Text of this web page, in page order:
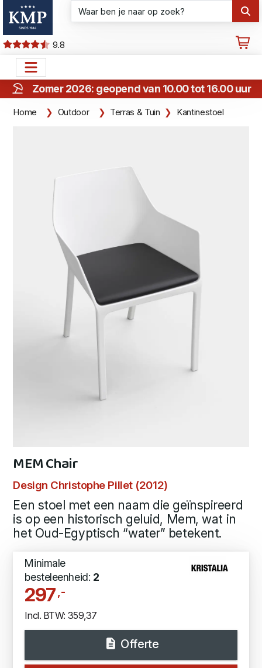
9.8
Zomer 2026: geopend van 10.00 tot 16.00 uur
Home Outdoor Terras & Tuin Kantinestoel
MEM Chair
Design Christophe Pillet (2012)
Een stoel met een naam die geïnspireerd
is op een historisch geluid, Mem, wat in
het Oud-Egyptisch “water” betekent.
Minimale
besteleenheid: 2
297 ,-
Incl. BTW: 359,37
Offerte